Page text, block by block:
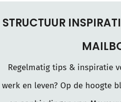
STRUCTUUR
Regelmatig tips & inspiratie
werk en leven? Op de hoogte